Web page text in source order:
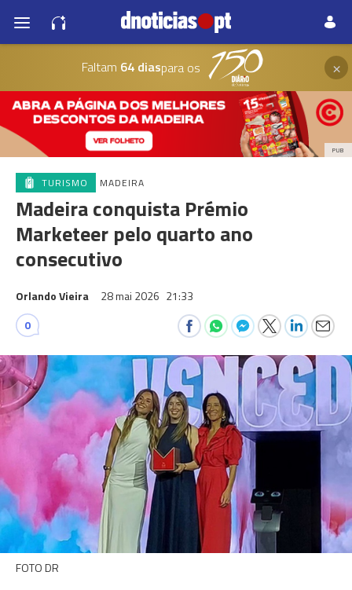
Faltam 64 diaspara os ×
PUB
TURISMO MADEIRA
Madeira conquista Prémio
Marketeer pelo quarto ano
consecutivo
Orlando Vieira 28 mai 2026 21:33
0
FOTO DR